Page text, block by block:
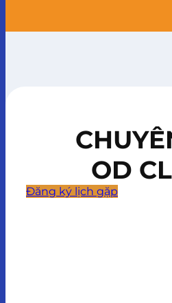
OD
Đăng ký lịch gặp